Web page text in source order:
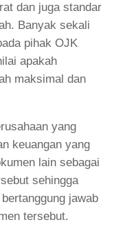
dan juga standar
Banyak sekali
pihak OJK
apakah
maksimal dan
yang
keuangan yang
lain sebagai
sehingga
jawab
tersebut.